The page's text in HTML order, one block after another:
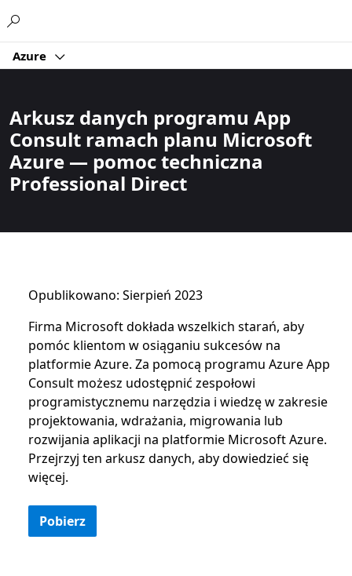
Azure
Arkusz danych programu App
Consult ramach planu Microsoft
Azure — pomoc techniczna
Professional Direct
Opublikowano: Sierpień 2023
Firma Microsoft dokłada wszelkich starań, aby
pomóc klientom w osiąganiu sukcesów na
platformie Azure. Za pomocą programu Azure App
Consult możesz udostępnić zespołowi
programistycznemu narzędzia i wiedzę w zakresie
projektowania, wdrażania, migrowania lub
rozwijania aplikacji na platformie Microsoft Azure.
Przejrzyj ten arkusz danych, aby dowiedzieć się
więcej.
Pobierz